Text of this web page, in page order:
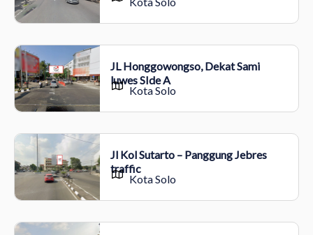
JL Honggowongso, Dekat Sami
luwes SIde A
Kota Solo
Jl Kol Sutarto – Panggung Jebres
traffic
Kota Solo